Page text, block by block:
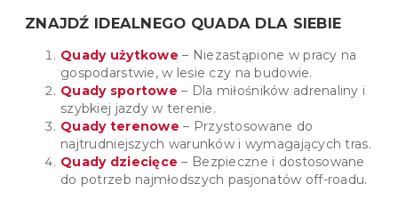
ZNAJDŹ IDEALNEGO QUADA DLA SIEBIE
Quady użytkowe – Niezastąpione w pracy na
gospodarstwie, w lesie czy na budowie.
Quady sportowe – Dla miłośników adrenaliny i
szybkiej jazdy w terenie.
Quady terenowe – Przystosowane do
najtrudniejszych warunków i wymagających tras.
Quady dziecięce – Bezpieczne i dostosowane
do potrzeb najmłodszych pasjonatów off-roadu.